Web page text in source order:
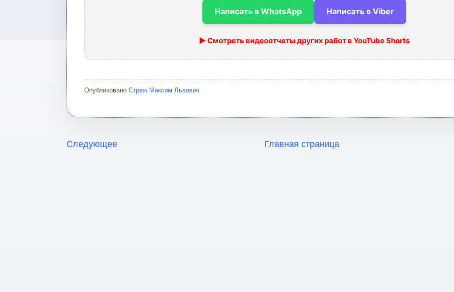
Написать в WhatsApp Написать в Viber
▶ Смотреть видеоотчеты других работ в YouTube Shorts
Опубликовано Стреж Максим Львович
Следующее Главная страница